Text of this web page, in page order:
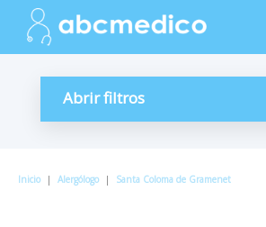
Abrir filtros
Inicio | Alergólogo | Santa Coloma de Gramenet